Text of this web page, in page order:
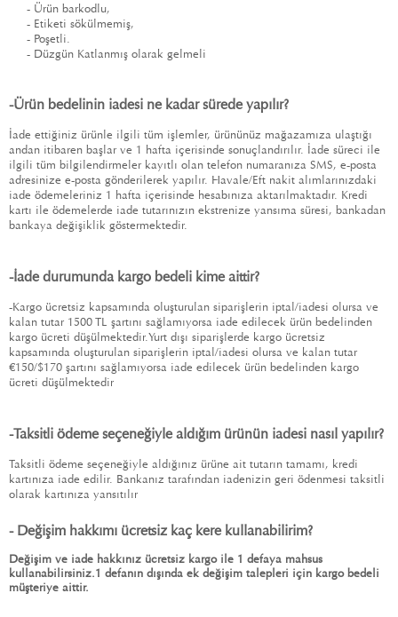
- Ürün barkodlu,
- Etiketi sökülmemiş,
- Poşetli.
- Düzgün Katlanmış olarak gelmeli
-Ürün bedelinin iadesi ne kadar sürede yapılır?
İade ettiğiniz ürünle ilgili tüm işlemler, ürününüz mağazamıza ulaştığı
andan itibaren başlar ve 1 hafta içerisinde sonuçlandırılır. İade süreci ile
ilgili tüm bilgilendirmeler kayıtlı olan telefon numaranıza SMS, e-posta
adresinize e-posta gönderilerek yapılır. Havale/Eft nakit alımlarınızdaki
iade ödemeleriniz 1 hafta içerisinde hesabınıza aktarılmaktadır. Kredi
kartı ile ödemelerde iade tutarınızın ekstrenize yansıma süresi, bankadan
bankaya değişiklik göstermektedir.
-İade durumunda kargo bedeli kime aittir?
-Kargo ücretsiz kapsamında oluşturulan siparişlerin iptal/iadesi olursa ve
kalan tutar 1500 TL şartını sağlamıyorsa iade edilecek ürün bedelinden
kargo ücreti düşülmektedir.Yurt dışı siparişlerde kargo ücretsiz
kapsamında oluşturulan siparişlerin iptal/iadesi olursa ve kalan tutar
€150/$170 şartını sağlamıyorsa iade edilecek ürün bedelinden kargo
ücreti düşülmektedir
-Taksitli ödeme seçeneğiyle aldığım ürünün iadesi nasıl yapılır?
Taksitli ödeme seçeneğiyle aldığınız ürüne ait tutarın tamamı, kredi
kartınıza iade edilir. Bankanız tarafından iadenizin geri ödenmesi taksitli
olarak kartınıza yansıtılır
- Değişim hakkımı ücretsiz kaç kere kullanabilirim?
Değişim ve iade hakkınız ücretsiz kargo ile 1 defaya mahsus
kullanabilirsiniz.1 defanın dışında ek değişim talepleri için kargo bedeli
müşteriye aittir.